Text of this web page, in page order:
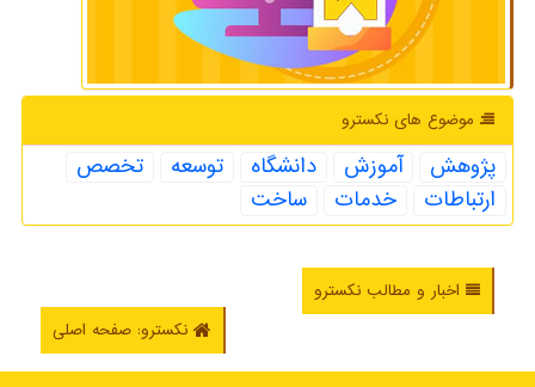
موضوع های نكسترو
پژوهش آموزش دانشگاه توسعه
تخصص
ارتباطات
خدمات ساخت
اخبار و مطالب نکسترو
نکسترو: صفحه اصلی